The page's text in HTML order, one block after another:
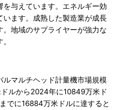
与えています。エネルギー効
います。成熟した製造業が成長
。地域のサプライヤーが強力な
ルマルチヘッド計量機市場規模
ルから2024年に10849万米ド
でに16884万米ドルに達すると